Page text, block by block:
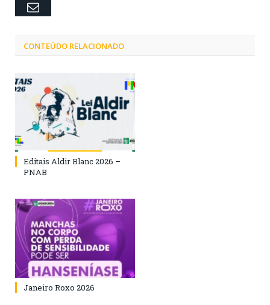
Email
CONTEÚDO RELACIONADO
Editais Aldir Blanc 2026 –
PNAB
Janeiro Roxo 2026